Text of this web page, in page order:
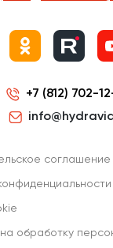
+7 (812) 702-
соглашение
обработку